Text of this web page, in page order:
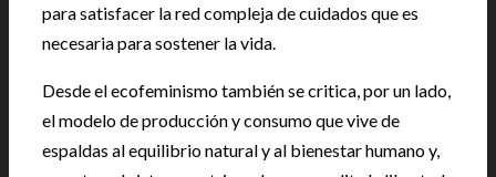
para satisfacer la red compleja de cuidados que es
necesaria para sostener la vida.
Desde el ecofeminismo también se critica, por un lado,
el modelo de producción y consumo que vive de
espaldas al equilibrio natural y al bienestar humano y,